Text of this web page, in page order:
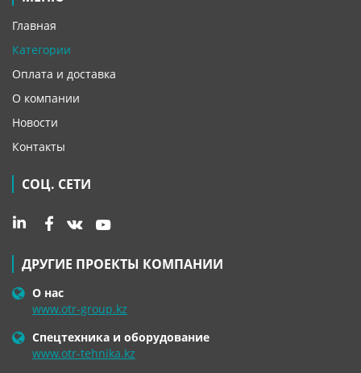
Главная
Категории
Оплата и доставка
О компании
Новости
Контакты
СОЦ. СЕТИ
ДРУГИЕ ПРОЕКТЫ КОМПАНИИ
О нас
www.otr-group.kz
Спецтехника и оборудование
www.otr-tehnika.kz